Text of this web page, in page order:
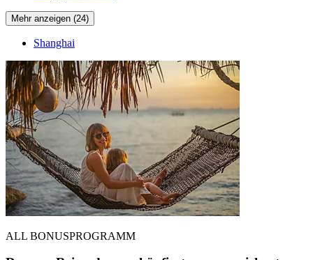
Mehr anzeigen (24)
Shanghai
ALL BONUSPROGRAMM